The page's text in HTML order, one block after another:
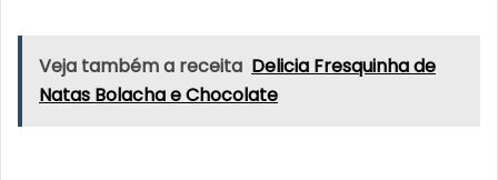
Veja também a receita Delicia Fresquinha de
Natas Bolacha e Chocolate